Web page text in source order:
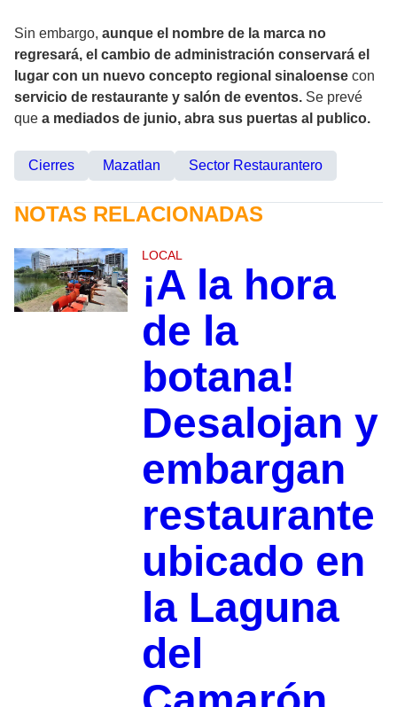
Sin embargo, aunque el nombre de la marca no
regresará, el cambio de administración conservará el
lugar con un nuevo concepto regional sinaloense con
servicio de restaurante y salón de eventos. Se prevé
que a mediados de junio, abra sus puertas al publico.
Cierres Mazatlan Sector Restaurantero
NOTAS RELACIONADAS
LOCAL
¡A la hora
de la
botana!
Desalojan y
embargan
restaurante
ubicado en
la Laguna
del